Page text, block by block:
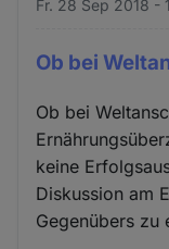
Fr. 28 Sep 2018 -
Ob bei
Ob bei
keine
Diskussion am
Gegenübers zu